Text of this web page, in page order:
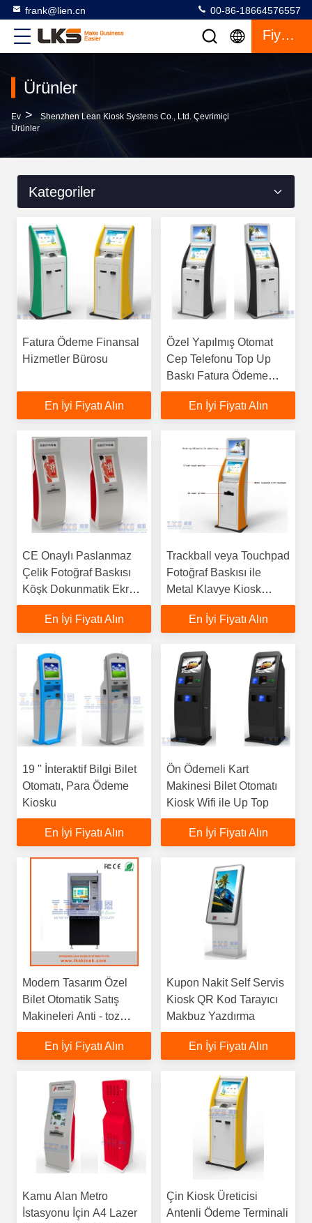
frank@lien.cn 00-86-18664576557
Fiyat Teklifi
Ürünler
Ev >
Shenzhen Lean Kiosk Systems Co., Ltd. Çevrimiçi
Ürünler
Kategoriler
Fatura Ödeme Finansal
Hizmetler Bürosu
En İyi Fiyatı Alın
Özel Yapılmış Otomat
Cep Telefonu Top Up
Baskı Fatura Ödeme
Kioskunu İndirin
En İyi Fiyatı Alın
CE Onaylı Paslanmaz
Çelik Fotoğraf Baskısı
Köşk Dokunmatik Ekran
Hepsi Bir PC Kioskunda
En İyi Fiyatı Alın
Trackball veya Touchpad
Fotoğraf Baskısı ile
Metal Klavye Kiosk
Reklam için LCD
MonitörEn İyi Fiyatı Alın
19 '' İnteraktif Bilgi Bilet
Otomatı, Para Ödeme
Kiosku
En İyi Fiyatı Alın
Ön Ödemeli Kart
Makinesi Bilet Otomatı
Kiosk Wifi ile Up Top
En İyi Fiyatı Alın
Modern Tasarım Özel
Bilet Otomatik Satış
Makineleri Anti - toz
Linux
En İyi Fiyatı Alın
Kupon Nakit Self Servis
Kiosk QR Kod Tarayıcı
Makbuz Yazdırma
En İyi Fiyatı Alın
Kamu Alan Metro
İstasyonu İçin A4 Lazer
Çin Kiosk Üreticisi
Antenli Ödeme Terminali